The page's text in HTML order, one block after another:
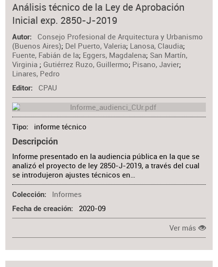
Análisis técnico de la Ley de Aprobación
Inicial exp. 2850-J-2019
Autor
Consejo Profesional de Arquitectura y Urbanismo
(Buenos Aires); Del Puerto, Valeria; Lanosa, Claudia;
Fuente, Fabián de la; Eggers, Magdalena; San Martín,
Virginia ; Gutiérrez Ruzo, Guillermo; Pisano, Javier;
Linares, Pedro
Editor CPAU
Tipo informe técnico
Descripción
Informe presentado en la audiencia pública en la que se
analizó el proyecto de ley 2850-J-2019, a través del cual
se introdujeron ajustes técnicos en…
Colección Informes
Fecha de creación 2020-09
Ver más